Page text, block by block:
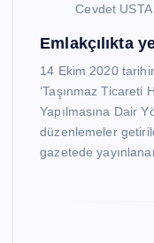
Cevdet USTA
Emlakçılıkta
14 Ekim 2020
‘Taşınmaz Ticareti
Yapılmasına Dair
düzenlemeler
gazetede